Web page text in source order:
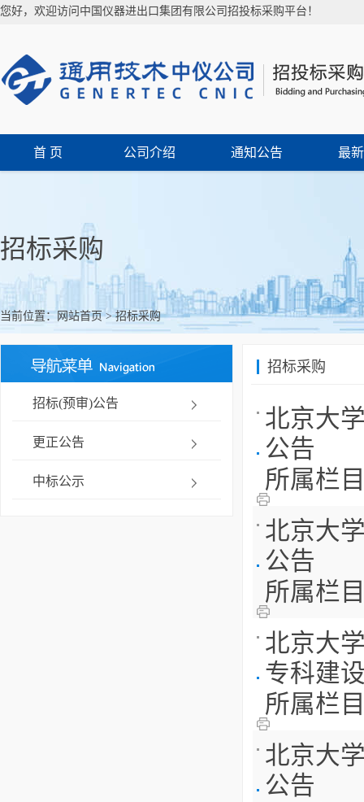
您好，欢迎访问中国仪器进出口集团有限公司招投标采购平台！
首 页 公司介绍 通知公告 最
招标采购
当前位置：网站首页>招标采购
招标(预审)公告
更正公告
中标公示
招标采购
北京大
公告
所属栏
北京大
公告
所属栏
北京大
专科建
所属栏
北京大
公告